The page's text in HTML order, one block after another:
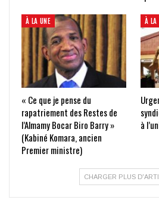
À LA UNE
« Ce que je pense du
rapatriement des Restes de
l’Almamy Bocar Biro Barry »
(Kabiné Komara, ancien
Premier ministre)
À LA
à
CHARGER PLUS